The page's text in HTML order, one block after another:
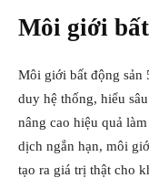
Môi giới
Môi giới bất động sản
duy hệ thống, hiểu
nâng cao hiệu quả
dịch ngắn hạn, môi
tạo ra giá trị thật cho